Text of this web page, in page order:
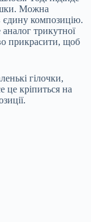
Можна
єдину композицію.
трикутної
прикрасити, щоб
гілочки,
це кріпиться на